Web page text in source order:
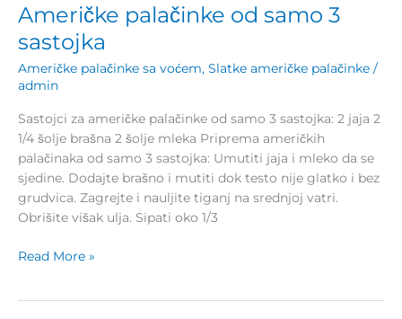
Američke palačinke od samo 3
sastojka
Američke palačinke sa voćem, Slatke američke palačinke /
admin
Sastojci za američke palačinke od samo 3 sastojka: 2 jaja 2
1/4 šolje brašna 2 šolje mleka Priprema američkih
palačinaka od samo 3 sastojka: Umutiti jaja i mleko da se
sjedine. Dodajte brašno i mutiti dok testo nije glatko i bez
grudvica. Zagrejte i nauljite tiganj na srednjoj vatri.
Obrišite višak ulja. Sipati oko 1/3
od
3
sastojka
Read More »